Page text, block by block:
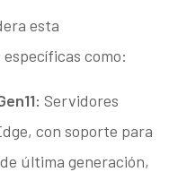
esta
como:
Servidores
con soporte para
última generación,